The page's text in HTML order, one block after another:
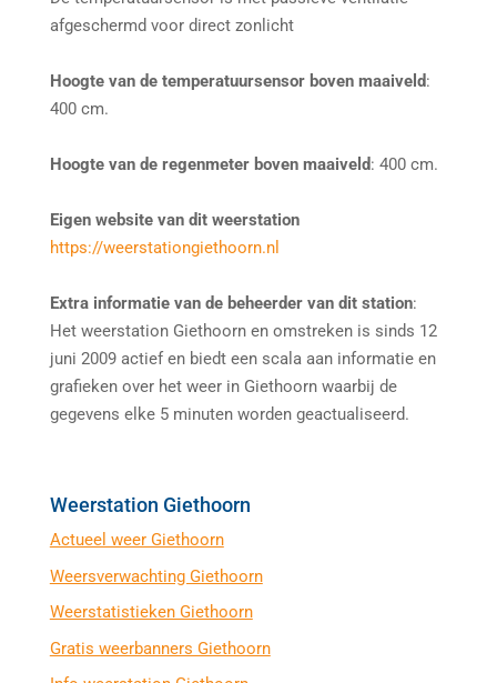
afgeschermd voor direct zonlicht
Hoogte van de temperatuursensor boven maaiveld:
400 cm.
Hoogte van de regenmeter boven maaiveld: 400 cm.
Eigen website van dit weerstation
https://weerstationgiethoorn.nl
Extra informatie van de beheerder van dit station:
Het weerstation Giethoorn en omstreken is sinds 12
juni 2009 actief en biedt een scala aan informatie en
grafieken over het weer in Giethoorn waarbij de
gegevens elke 5 minuten worden geactualiseerd.
Weerstation Giethoorn
Actueel weer Giethoorn
Weersverwachting Giethoorn
Weerstatistieken Giethoorn
Gratis weerbanners Giethoorn